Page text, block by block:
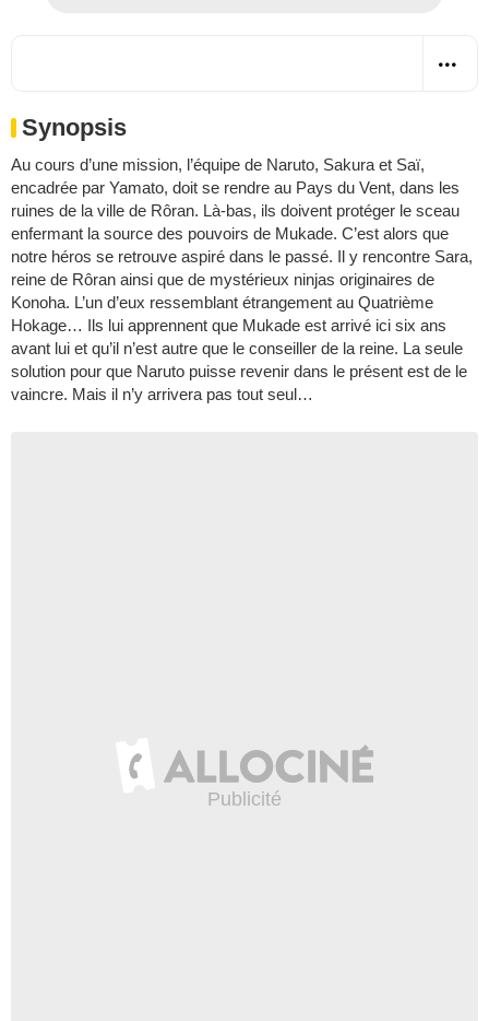
Synopsis
Au cours d’une mission, l’équipe de Naruto, Sakura et Saï,
encadrée par Yamato, doit se rendre au Pays du Vent, dans les
ruines de la ville de Rôran. Là-bas, ils doivent protéger le sceau
enfermant la source des pouvoirs de Mukade. C’est alors que
notre héros se retrouve aspiré dans le passé. Il y rencontre Sara,
reine de Rôran ainsi que de mystérieux ninjas originaires de
Konoha. L’un d’eux ressemblant étrangement au Quatrième
Hokage… Ils lui apprennent que Mukade est arrivé ici six ans
avant lui et qu’il n’est autre que le conseiller de la reine. La seule
solution pour que Naruto puisse revenir dans le présent est de le
vaincre. Mais il n’y arrivera pas tout seul…